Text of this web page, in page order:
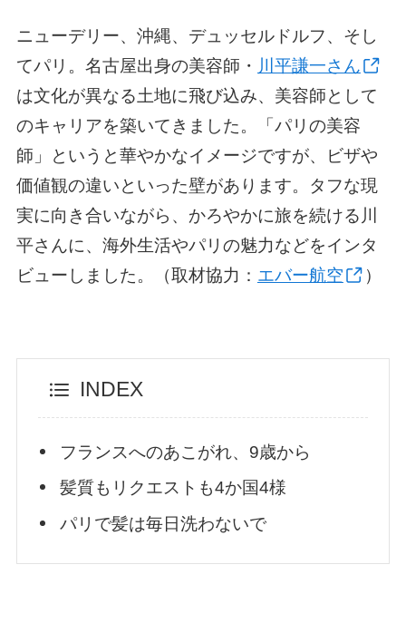
ニューデリー、沖縄、デュッセルドルフ、そし
てパリ。名古屋出身の美容師・ 川平謙一さん
は文化が異なる土地に飛び込み、美容師として
のキャリアを築いてきました。「パリの美容
師」というと華やかなイメージですが、ビザや
価値観の違いといった壁があります。タフな現
実に向き合いながら、かろやかに旅を続ける川
平さんに、海外生活やパリの魅力などをインタ
ビューしました。（取材協力： エバー航空 ）
INDEX
フランスへのあこがれ、9歳から
髪質もリクエストも4か国4様
パリで髪は毎日洗わないで